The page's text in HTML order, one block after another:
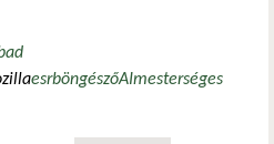
esrböngészőAImesterséges